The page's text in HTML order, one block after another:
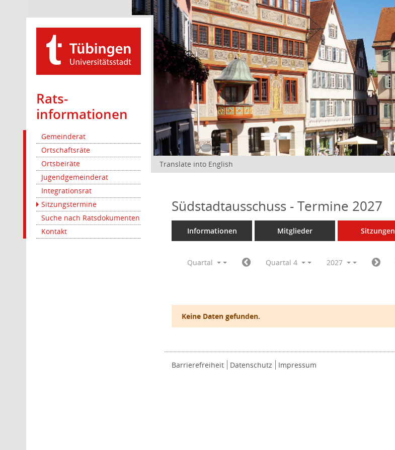
Rats­
informationen
Gemeinderat
Ortschaftsräte
Ortsbeiräte
Jugendgemeinderat
Integrationsrat
Sitzungstermine
Suche nach Ratsdokumenten
Kontakt
Translate into English
Südstadtausschuss - Termine 2027
Informationen Mitglieder Sitzungen
Quartal Quartal 4 2027
Keine Daten gefunden.
Barrierefreiheit Datenschutz Impressum